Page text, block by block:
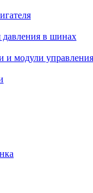
в шинах
и модули управления